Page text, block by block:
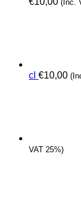
(Inc.
cl €10,00
VAT 25%)